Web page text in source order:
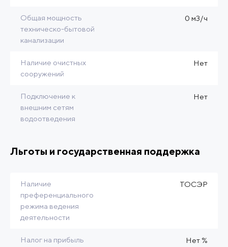
Общая мощность
техническо-бытовой
канализации
0 м3/ч
Наличие очистных
сооружений
Нет
Подключение к
внешним сетям
водоотведения
Нет
Льготы и государственная поддержка
Наличие
преференциального
режима ведения
деятельности
ТОСЭР
Налог на прибыль Нет %